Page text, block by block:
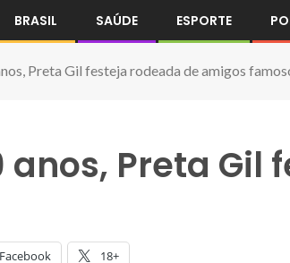
BRASIL SAÚDE ESPORTE
Preta Gil festeja rodeada de amigos
Preta
Facebook 18+